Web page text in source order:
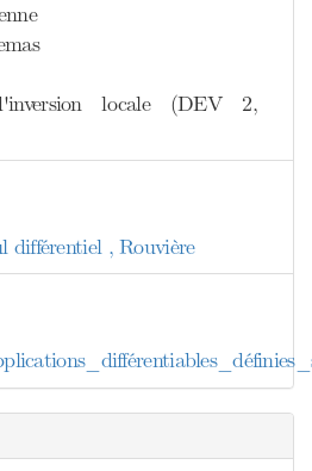
locale (DEV 2,
différentiel , Rouvière